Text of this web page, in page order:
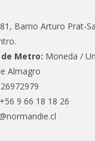
Barrio Arturo Prat-
Metro: Moneda /
Almagro
+56 9 66 18 18 26